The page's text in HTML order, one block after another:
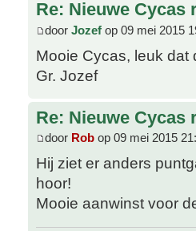
Re: Nieuwe Cycas
door Jozef op 09 mei 2015
Mooie Cycas, leuk
Gr. Jozef
Re: Nieuwe Cycas
door Rob op 09 mei 2015
Hij ziet er anders
hoor!
Mooie aanwinst voor